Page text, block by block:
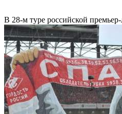
В 28-м туре российской